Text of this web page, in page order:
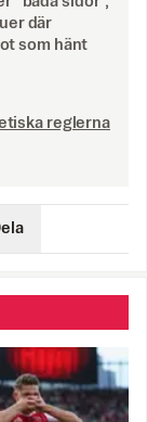
där
som hänt
reglerna